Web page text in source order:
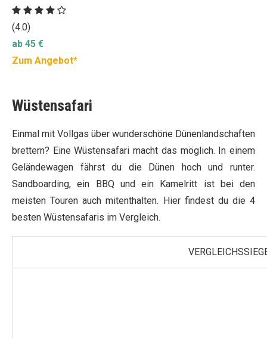
(4.0)
ab 45 €
Zum Angebot*
Wüstensafari
Einmal mit Vollgas über wunderschöne Dünenlandschaften
brettern? Eine Wüstensafari macht das möglich. In einem
Geländewagen fährst du die Dünen hoch und runter.
Sandboarding, ein BBQ und ein Kamelritt ist bei den
meisten Touren auch mitenthalten. Hier findest du die 4
besten Wüstensafaris im Vergleich.